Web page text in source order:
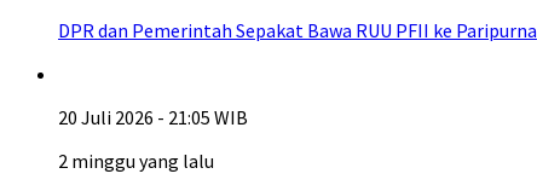
DPR dan Pemerintah Sepakat Bawa RUU PFII ke Paripurna
20 Juli 2026 - 21:05 WIB
2 minggu yang lalu